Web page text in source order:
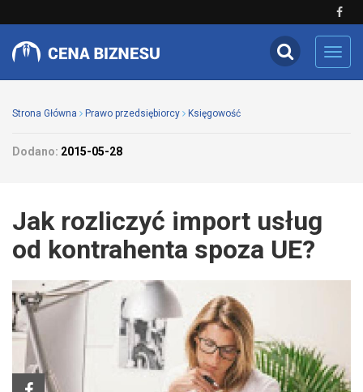
Strona Główna Prawo przedsiębiorcy Księgowość
Dodano: 2015-05-28
Jak rozliczyć import usług
od kontrahenta spoza UE?